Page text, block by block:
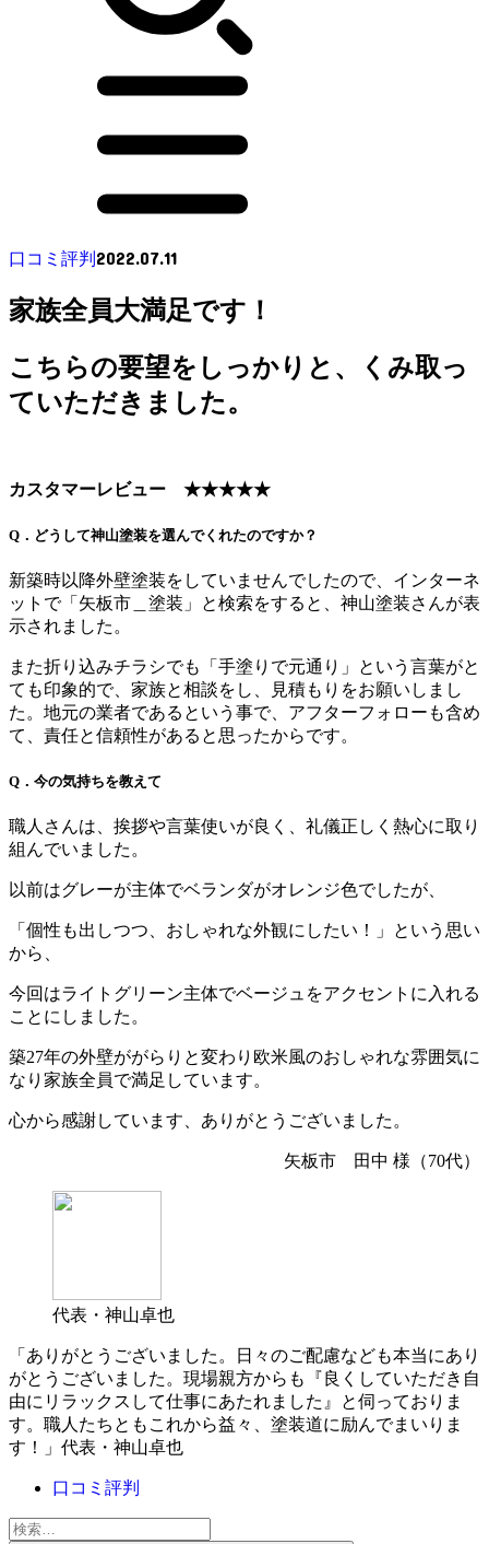
口コミ評判 2022.07.11
家族全員大満足です！
こちらの要望をしっかりと、くみ取っ
ていただきました。
カスタマーレビュー ★★★★★
Q．どうして神山塗装を選んでくれたのですか？
新築時以降外壁塗装をしていませんでしたので、インターネ
ットで「矢板市＿塗装」と検索をすると、神山塗装さんが表
示されました。
また折り込みチラシでも「手塗りで元通り」という言葉がと
ても印象的で、家族と相談をし、見積もりをお願いしまし
た。地元の業者であるという事で、アフターフォローも含め
て、責任と信頼性があると思ったからです。
Q．今の気持ちを教えて
職人さんは、挨拶や言葉使いが良く、礼儀正しく熱心に取り
組んでいました。
以前はグレーが主体でベランダがオレンジ色でしたが、
「個性も出しつつ、おしゃれな外観にしたい！」という思い
から、
今回はライトグリーン主体でベージュをアクセントに入れる
ことにしました。
築27年の外壁ががらりと変わり欧米風のおしゃれな雰囲気に
なり家族全員で満足しています。
心から感謝しています、ありがとうございました。
矢板市 田中 様（70代）
代表・神山卓也
「ありがとうございました。日々のご配慮なども本当にあり
がとうございました。現場親方からも『良くしていただき自
由にリラックスして仕事にあたれました』と伺っておりま
す。職人たちともこれから益々、塗装道に励んでまいりま
す！」代表・神山卓也
口コミ評判
検